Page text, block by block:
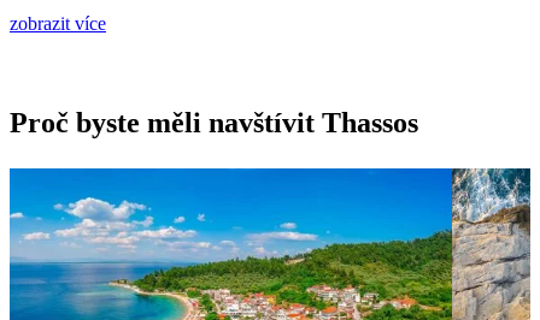
zobrazit více
Proč byste měli navštívit Thassos